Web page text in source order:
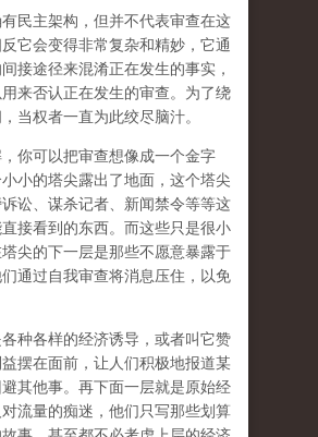
民主架构，但并不代表审查在这
它会变得非常复杂和精妙，它通
接途径来混淆正在发生的事实，
来否认正在发生的审查。为了绕
当权者一直为此绞尽脑汁。
你可以把审查想像成一个金字
小的塔尖露出了地面，这个塔尖
讼、谋杀记者、新闻禁令等等这
接看到的东西。而这些只是很小
尖的下一层是那些不愿意暴露于
通过自我审查将消息压住，以免
种各样的经济诱导，或者叫它赞
摆在面前，让人们积极地报道某
其他事。再下面一层就是原始经
流量的痴迷，他们只写那些划算